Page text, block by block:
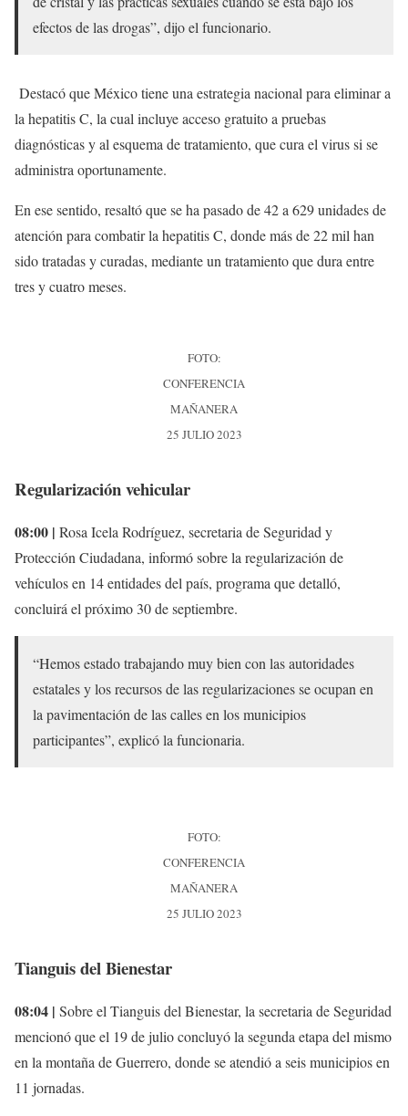
efectos de las drogas”, dijo el funcionario.
Destacó que México tiene una estrategia nacional para eliminar a
la hepatitis C, la cual incluye acceso gratuito a pruebas
diagnósticas y al esquema de tratamiento, que cura el virus si se
administra oportunamente.
En ese sentido, resaltó que se ha pasado de 42 a 629 unidades de
atención para combatir la hepatitis C, donde más de 22 mil han
sido tratadas y curadas, mediante un tratamiento que dura entre
tres y cuatro meses.
FOTO:
CONFERENCIA
MAÑANERA
25 JULIO 2023
Regularización vehicular
08:00 | Rosa Icela Rodríguez, secretaria de Seguridad y
Protección Ciudadana, informó sobre la regularización de
vehículos en 14 entidades del país, programa que detalló,
concluirá el próximo 30 de septiembre.
“Hemos estado trabajando muy bien con las autoridades
estatales y los recursos de las regularizaciones se ocupan en
la pavimentación de las calles en los municipios
participantes”, explicó la funcionaria.
FOTO:
CONFERENCIA
MAÑANERA
25 JULIO 2023
Tianguis del Bienestar
08:04 | Sobre el Tianguis del Bienestar, la secretaria de Seguridad
mencionó que el 19 de julio concluyó la segunda etapa del mismo
en la montaña de Guerrero, donde se atendió a seis municipios en
11 jornadas.